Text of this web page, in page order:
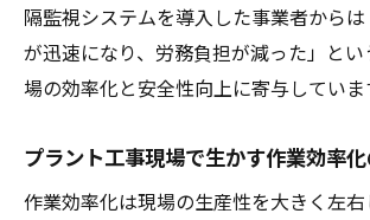
隔監視システムを導入した事業者から
が迅速になり、労務負担が減った」と
場の効率化と安全性向上に寄与していま
プラント工事現場で生かす作業効率
作業効率化は現場の生産性を大きく左